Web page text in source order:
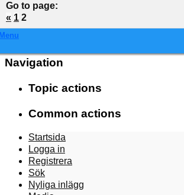
Go to page:
« 1 2
Navigation
Topic actions
Common actions
Startsida
Logga in
Registrera
Sök
Nyliga inlägg